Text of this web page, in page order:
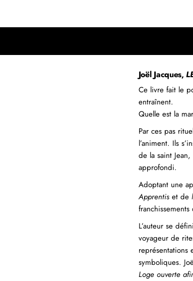
Joël Jacques,
Ce livre fait le
entraînent.
Quelle est la
Par ces pas
l’animent. Ils
de la saint
approfondi.
Adoptant une
Apprentiset de
L’auteur se
voyageur de
représentations
symboliques.
Loge ouverte